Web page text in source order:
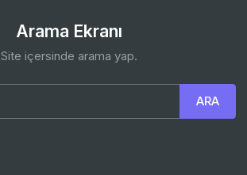
Arama Ekranı
Site içersinde arama yap.